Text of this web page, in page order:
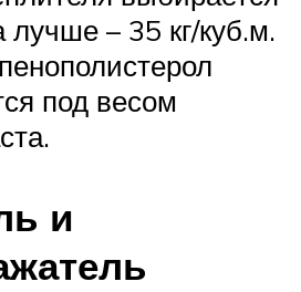
– 35 кг/куб.м.
под весом
и